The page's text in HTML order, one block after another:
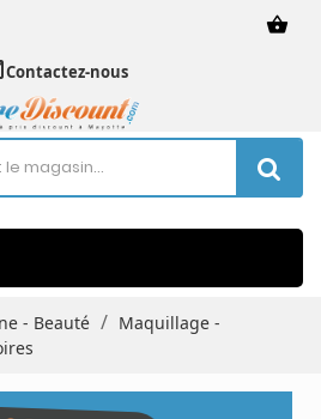
shopping_basket
Contactez-nous
- Beauté
Maquillage -